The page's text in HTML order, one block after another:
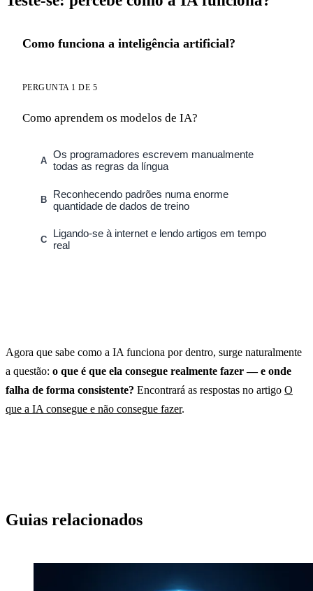
Como funciona a inteligência artificial?
PERGUNTA 1 DE 5
Como aprendem os modelos de IA?
A
Os programadores escrevem manualmente
todas as regras da língua
B
Reconhecendo padrões numa enorme
quantidade de dados de treino
C
Ligando-se à internet e lendo artigos em tempo
real
Agora que sabe como a IA funciona por dentro, surge naturalmente
a questão: o que é que ela consegue realmente fazer — e onde
falha de forma consistente? Encontrará as respostas no artigo O
que a IA consegue e não consegue fazer.
Guias relacionados